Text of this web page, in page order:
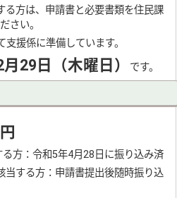
方は、申請書と必要書類を住民課
さい。
援係に準備しています。
29日（木曜日） です。
方：令和5年4月28日に振り込み済
する方：申請書提出後随時振り込